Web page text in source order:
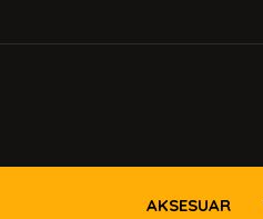
AKSESUAR